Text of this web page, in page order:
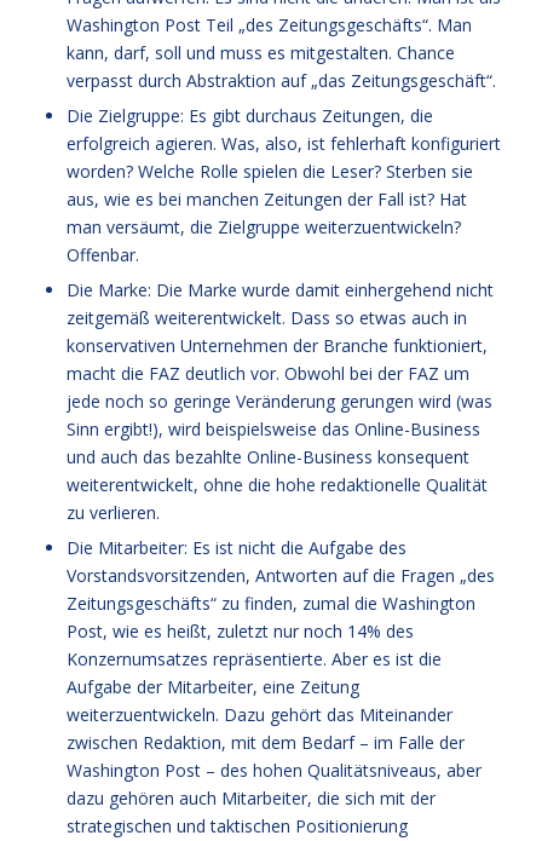
Washington Post Teil „des Zeitungsgeschäfts“. Man
kann, darf, soll und muss es mitgestalten. Chance
verpasst durch Abstraktion auf „das Zeitungsgeschäft“.
Die Zielgruppe: Es gibt durchaus Zeitungen, die
erfolgreich agieren. Was, also, ist fehlerhaft konfiguriert
worden? Welche Rolle spielen die Leser? Sterben sie
aus, wie es bei manchen Zeitungen der Fall ist? Hat
man versäumt, die Zielgruppe weiterzuentwickeln?
Offenbar.
Die Marke: Die Marke wurde damit einhergehend nicht
zeitgemäß weiterentwickelt. Dass so etwas auch in
konservativen Unternehmen der Branche funktioniert,
macht die FAZ deutlich vor. Obwohl bei der FAZ um
jede noch so geringe Veränderung gerungen wird (was
Sinn ergibt!), wird beispielsweise das Online-Business
und auch das bezahlte Online-Business konsequent
weiterentwickelt, ohne die hohe redaktionelle Qualität
zu verlieren.
Die Mitarbeiter: Es ist nicht die Aufgabe des
Vorstandsvorsitzenden, Antworten auf die Fragen „des
Zeitungsgeschäfts“ zu finden, zumal die Washington
Post, wie es heißt, zuletzt nur noch 14% des
Konzernumsatzes repräsentierte. Aber es ist die
Aufgabe der Mitarbeiter, eine Zeitung
weiterzuentwickeln. Dazu gehört das Miteinander
zwischen Redaktion, mit dem Bedarf – im Falle der
Washington Post – des hohen Qualitätsniveaus, aber
dazu gehören auch Mitarbeiter, die sich mit der
strategischen und taktischen Positionierung